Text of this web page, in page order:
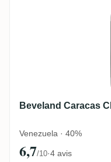
Beveland Caracas
Venezuela · 40%
6,7/10·4 avis